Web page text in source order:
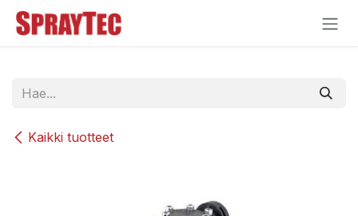
Siirry sisältöön
Kaikki tuotteet